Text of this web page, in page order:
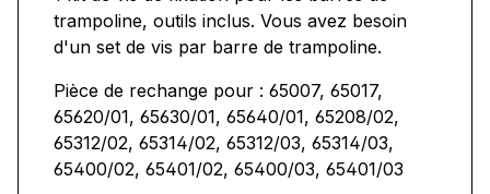
trampoline, outils inclus. Vous avez besoin
d'un set de vis par barre de trampoline.
Pièce de rechange pour : 65007, 65017,
65620/01, 65630/01, 65640/01, 65208/02,
65312/02, 65314/02, 65312/03, 65314/03,
65400/02, 65401/02, 65400/03, 65401/03